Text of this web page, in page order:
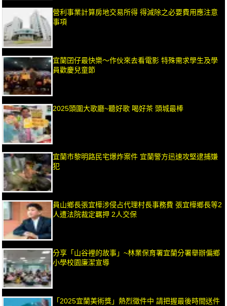
營利事業計算房地交易所得 得減除之必要費用應注意
事項
宜蘭囝仔最快樂～作伙來去看電影 特殊需求學生及學
員歡慶兒童節
2025頭圍大歌廳~聽好歌 喝好茶 頭城最棒
宜蘭市黎明路民宅爆炸案件 宜蘭警方迅速攻堅逮捕嫌
犯
員山鄉長張宜樺涉侵占代理村長事務費 張宜樺鄉長等2
人遭法院裁定羈押 2人交保
分享「山谷裡的故事」~林業保育署宜蘭分署舉辦偏鄉
小學校園廉潔宣導
「2025宜蘭美術獎」熱烈徵件中 請把握最後時間送件